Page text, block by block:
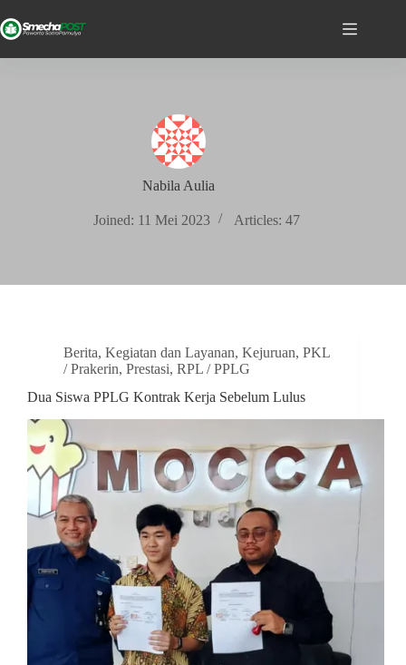
Nabila Aulia
Joined: 11 Mei 2023 Articles: 47
Berita, Kegiatan dan Layanan, Kejuruan, PKL
/ Prakerin, Prestasi, RPL / PPLG
Dua Siswa PPLG Kontrak Kerja Sebelum Lulus